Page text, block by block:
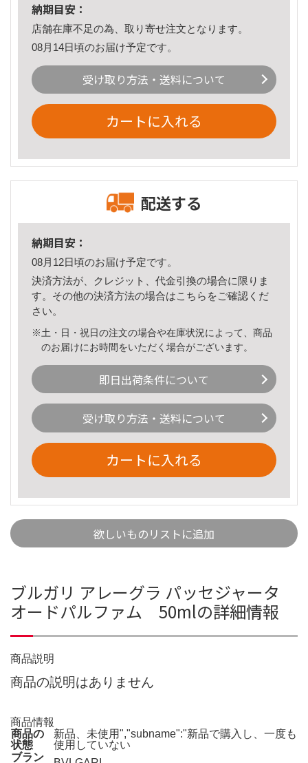
納期目安：
店舗在庫不足の為、取り寄せ注文となります。
08月14日頃のお届け予定です。
受け取り方法・送料について
カートに入れる
配送する
納期目安：
08月12日頃のお届け予定です。
決済方法が、クレジット、代金引換の場合に限りま
す。その他の決済方法の場合はこちら をご確認くだ
さい。
※土・日・祝日の注文の場合や在庫状況によって、商品
のお届けにお時間をいただく場合がございます。
即日出荷条件について
受け取り方法・送料について
カートに入れる
欲しいものリストに追加
ブルガリ アレーグラ パッセジャータ
オードパルファム 50mlの詳細情報
商品説明
商品の説明はありません
商品情報
商品の
状態
新品、未使用","subname":"新品で購入し、一度も
使用していない
ブラン